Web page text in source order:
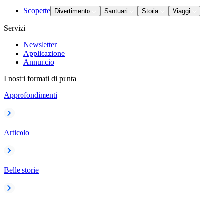
Scoperte Divertimento Santuari Storia Viaggi
Servizi
Newsletter
Applicazione
Annuncio
I nostri formati di punta
Approfondimenti
Articolo
Belle storie